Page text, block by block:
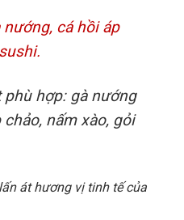
cá hồi áp
hợp: gà nướng
nấm xào, gỏi
át hương vị tinh tế của